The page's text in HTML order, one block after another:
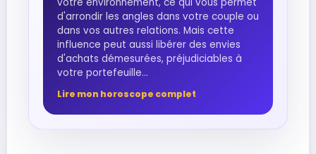
votre environnement, ce qui vous permet
d'arrondir les angles dans votre couple ou
dans vos autres relations. Mais cette
influence peut aussi libérer des envies
d'achats démesurées, préjudiciables à
votre portefeuille...
Lire mon horoscope complet